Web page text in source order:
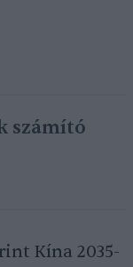
számító
Kína 2035-